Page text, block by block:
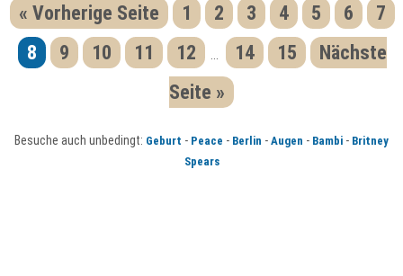
« Vorherige Seite 1 2 3 4 5 6
7
8
9 10 11 12 14 15
Nächste
Seite »
Besuche auch unbedingt: Geburt - Peace - Berlin - Augen - Bambi - Britney
Spears